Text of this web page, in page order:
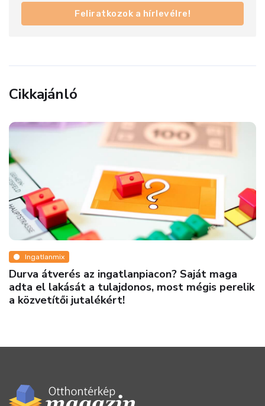
Feliratkozok a hírlevélre!
Cikkajánló
Ingatlanmix
Durva átverés az ingatlanpiacon? Saját maga
adta el lakását a tulajdonos, most mégis perelik
a közvetítői jutalékért!